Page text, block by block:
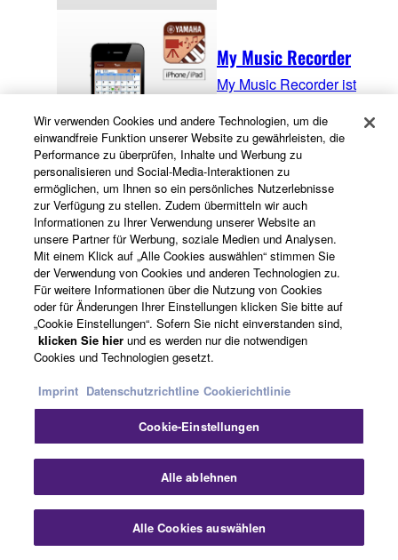
My Music Recorder
My Music Recorder ist
speziell für Eltern
gemacht wurde, um ganz
einfach das Spiel und die
Fortschritte Ihrer Kinder
täglich aufzunehmen, zu
archivieren und bei
Bedarf zu teilen.
Visual Performer
Nicht mehr im Verkauf
Piano Diary
Piano Diary ist eine MIDI
Anwendung mit der Sie
ganz einfach ihr
Wir verwenden Cookies und andere Technologien, um die
einwandfreie Funktion unserer Website zu gewährleisten, die
Performance zu überprüfen, Inhalte und Werbung zu
personalisieren und Social-Media-Interaktionen zu
ermöglichen, um Ihnen so ein persönliches Nutzerlebnisse
zur Verfügung zu stellen. Zudem übermitteln wir auch
Informationen zu Ihrer Verwendung unserer Website an
unsere Partner für Werbung, soziale Medien und Analysen.
Mit einem Klick auf „Alle Cookies auswählen“ stimmen Sie
der Verwendung von Cookies und anderen Technologien zu.
Für weitere Informationen über die Nutzung von Cookies
oder für Änderungen Ihrer Einstellungen klicken Sie bitte auf
„Cookie Einstellungen“. Sofern Sie nicht einverstanden sind,
klicken Sie hier und es werden nur die notwendigen
Cookies und Technologien gesetzt.
Imprint Datenschutzrichtline Cookierichtlinie
Cookie-Einstellungen
Alle ablehnen
Alle Cookies auswählen